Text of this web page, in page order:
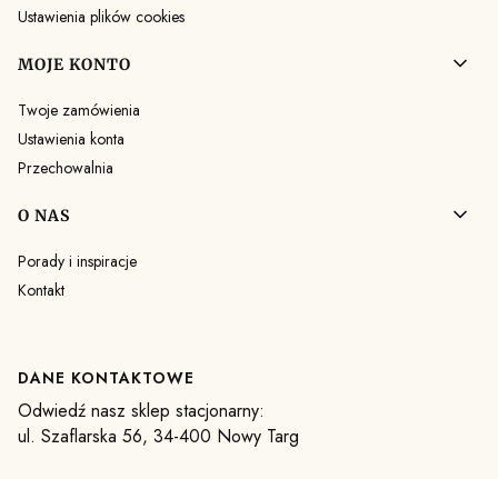
Ustawienia plików cookies
MOJE KONTO
Twoje zamówienia
Ustawienia konta
Przechowalnia
O NAS
Porady i inspiracje
Kontakt
DANE KONTAKTOWE
Odwiedź nasz sklep stacjonarny:
ul. Szaflarska 56, 34-400 Nowy Targ